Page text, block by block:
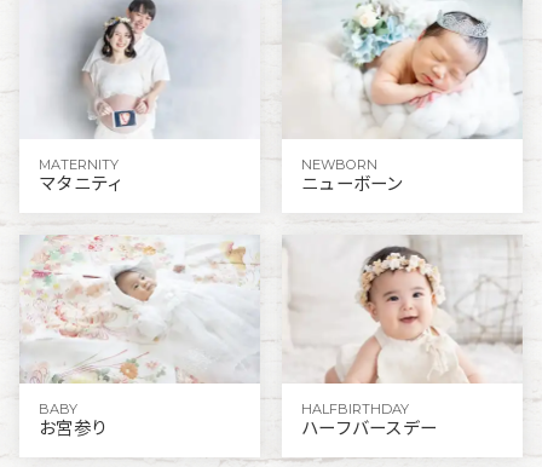
MATERNITY
マタニティ
NEWBORN
ニューボーン
BABY
お宮参り
HALFBIRTHDAY
ハーフバースデー